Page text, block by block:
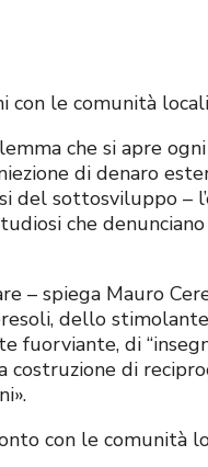
con le comunità
che si apre
di denaro
sottosviluppo –
che
– spiega Mauro
dello
fuorviante, di
costruzione di
con le comunità